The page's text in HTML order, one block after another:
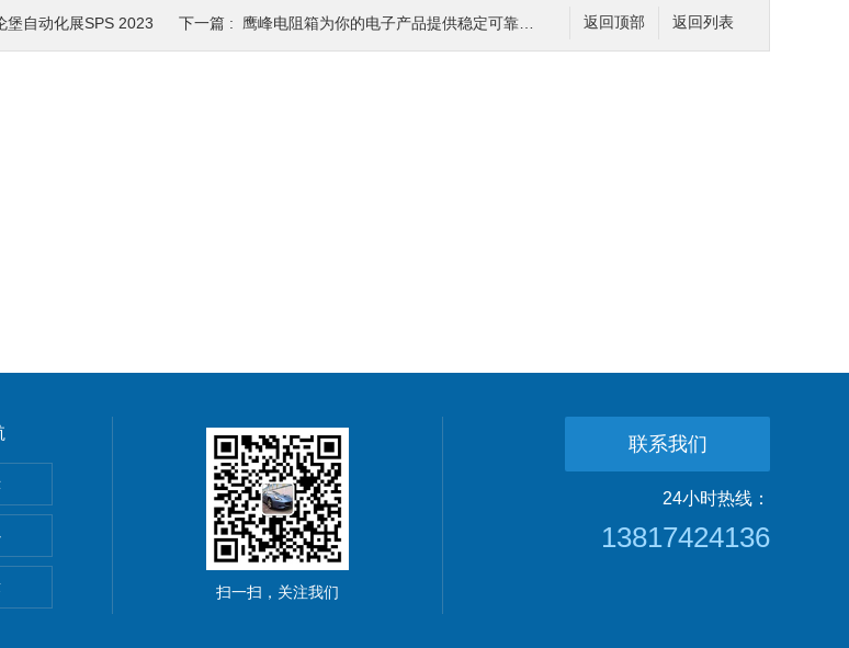
返回列表
返回顶部
堡自动化展SPS 2023 下一篇 : 鹰峰电阻箱为你的电子产品提供稳定可靠的电流控制
器
扫一扫，关注我们
联系我们
24小时热线：
13817424136